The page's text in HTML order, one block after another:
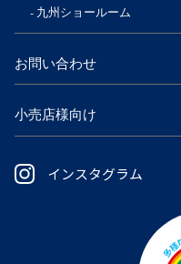
九州ショールーム
お問い合わせ
小売店様向け
インスタグラム